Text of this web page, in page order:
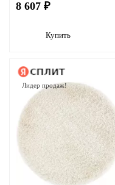
8 607 ₽
Купить
Лидер продаж!